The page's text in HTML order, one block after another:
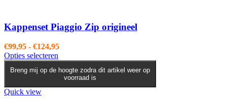
Kappenset Piaggio Zip origineel
€99,95 - €124,95Prijsklasse:
tot
€124,95
Opties selecteren
product
heeft
meerdere
Breng mij op de hoogte zodra dit artikel weer op
voorraad is
Quick view